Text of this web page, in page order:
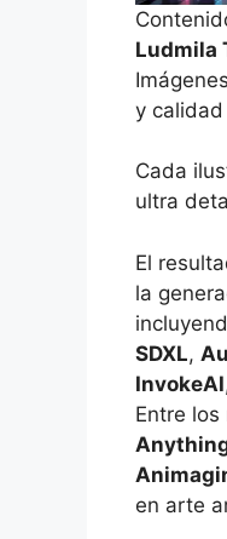
Ludmila
y
Cada
ultra
El
la
SDXL,
InvokeAI
Entre
en arte